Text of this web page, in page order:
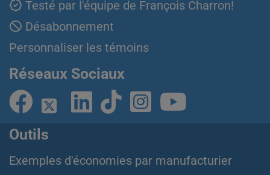
Testé par l'équipe de François Charron!
Désabonnement
Personnaliser les témoins
Réseaux Sociaux
Outils
Exemples d'économies par manufacturier